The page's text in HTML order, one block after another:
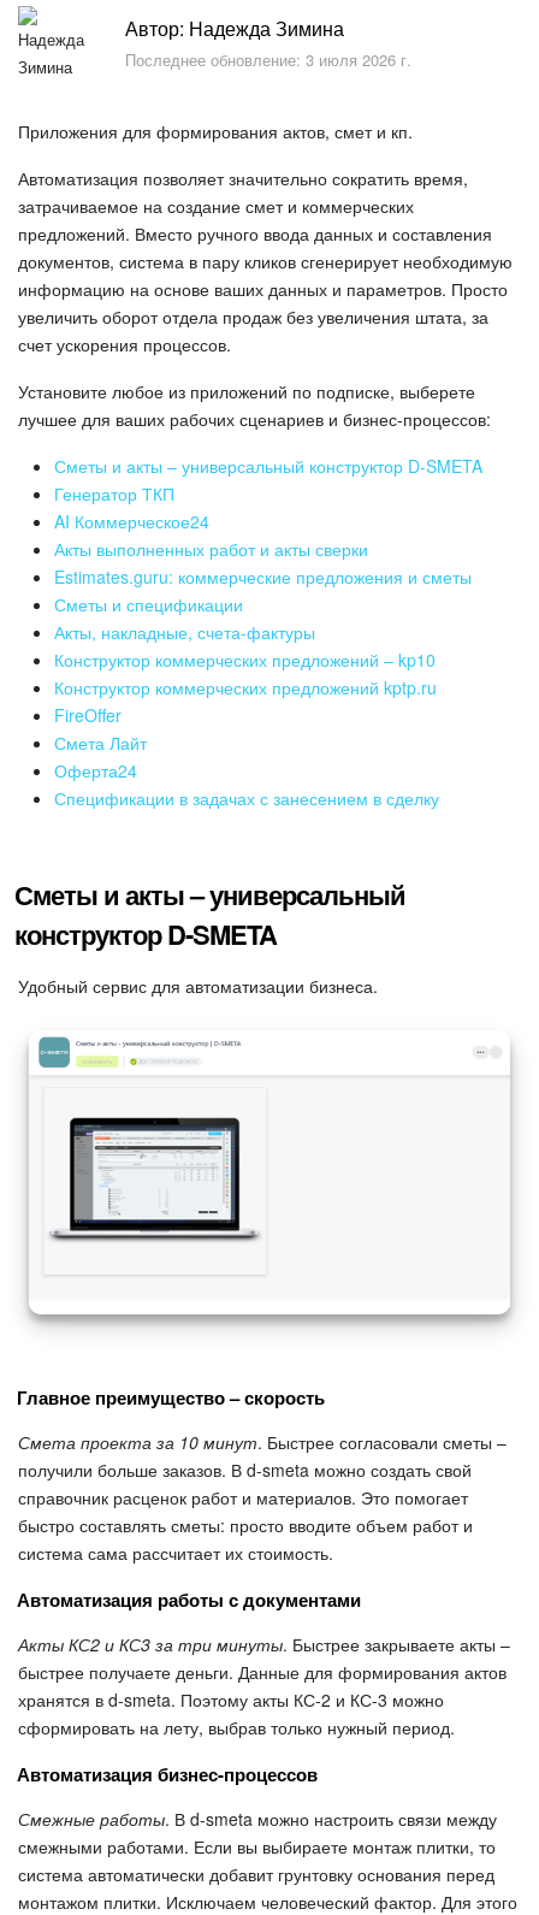
Тарифы и оплата
С чего начать
AI в Битрикс24
Вайбкод
Лента Новостей
Задачи
Проекты AI
Мессенджер
Календарь
Диск
База знаний
Сайты
Интернет-магазин
Почта
CRM
КЭДО
Подпись
Маркетинг
Центр продаж
Аналитика
Интеграция 1С и Битрикс24
Бизнес-процессы
Маркетплейс
Контакт-центр
Настройки
Виджет сотрудника
Телефония
Автор: Надежда Зимина
Последнее обновление: 3 июля 2026 г.
Приложения для формирования актов, смет и кп.
Автоматизация позволяет значительно сократить время,
затрачиваемое на создание смет и коммерческих
предложений. Вместо ручного ввода данных и составления
документов, система в пару кликов сгенерирует необходимую
информацию на основе ваших данных и параметров. Просто
увеличить оборот отдела продаж без увеличения штата, за
счет ускорения процессов.
Установите любое из приложений по подписке, выберете
лучшее для ваших рабочих сценариев и бизнес-процессов:
Сметы и акты – универсальный конструктор D-SMETA
Генератор ТКП
AI Коммерческое24
Акты выполненных работ и акты сверки
Estimates.guru: коммерческие предложения и сметы
Сметы и спецификации
Акты, накладные, счета-фактуры
Конструктор коммерческих предложений – kp10
Конструктор коммерческих предложений kptp.ru
FireOffer
Смета Лайт
Оферта24
Спецификации в задачах с занесением в сделку
Сметы и акты – универсальный
конструктор D-SMETA
Удобный сервис для автоматизации бизнеса.
Главное преимущество – скорость
Смета проекта за 10 минут. Быстрее согласовали сметы –
получили больше заказов. В d-smeta можно создать свой
справочник расценок работ и материалов. Это помогает
быстро составлять сметы: просто вводите объем работ и
система сама рассчитает их стоимость.
Автоматизация работы с документами
Акты КС2 и КС3 за три минуты. Быстрее закрываете акты –
быстрее получаете деньги. Данные для формирования актов
хранятся в d-smeta. Поэтому акты КС-2 и КС-3 можно
сформировать на лету, выбрав только нужный период.
Автоматизация бизнес-процессов
Смежные работы. В d-smeta можно настроить связи между
смежными работами. Если вы выбираете монтаж плитки, то
система автоматически добавит грунтовку основания перед
монтажом плитки. Исключаем человеческий фактор. Для этого